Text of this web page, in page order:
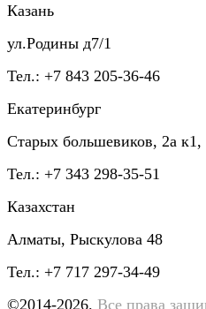
Казань
ул.Родины д7/1
Тел.: +7 843 205-36-46
Екатеринбург
Старых большевиков, 2а
Тел.: +7 343 298-35-51
Казахстан
Алматы, Рыскулова 48
Тел.: +7 717 297-34-49
©2014-2026. Все права